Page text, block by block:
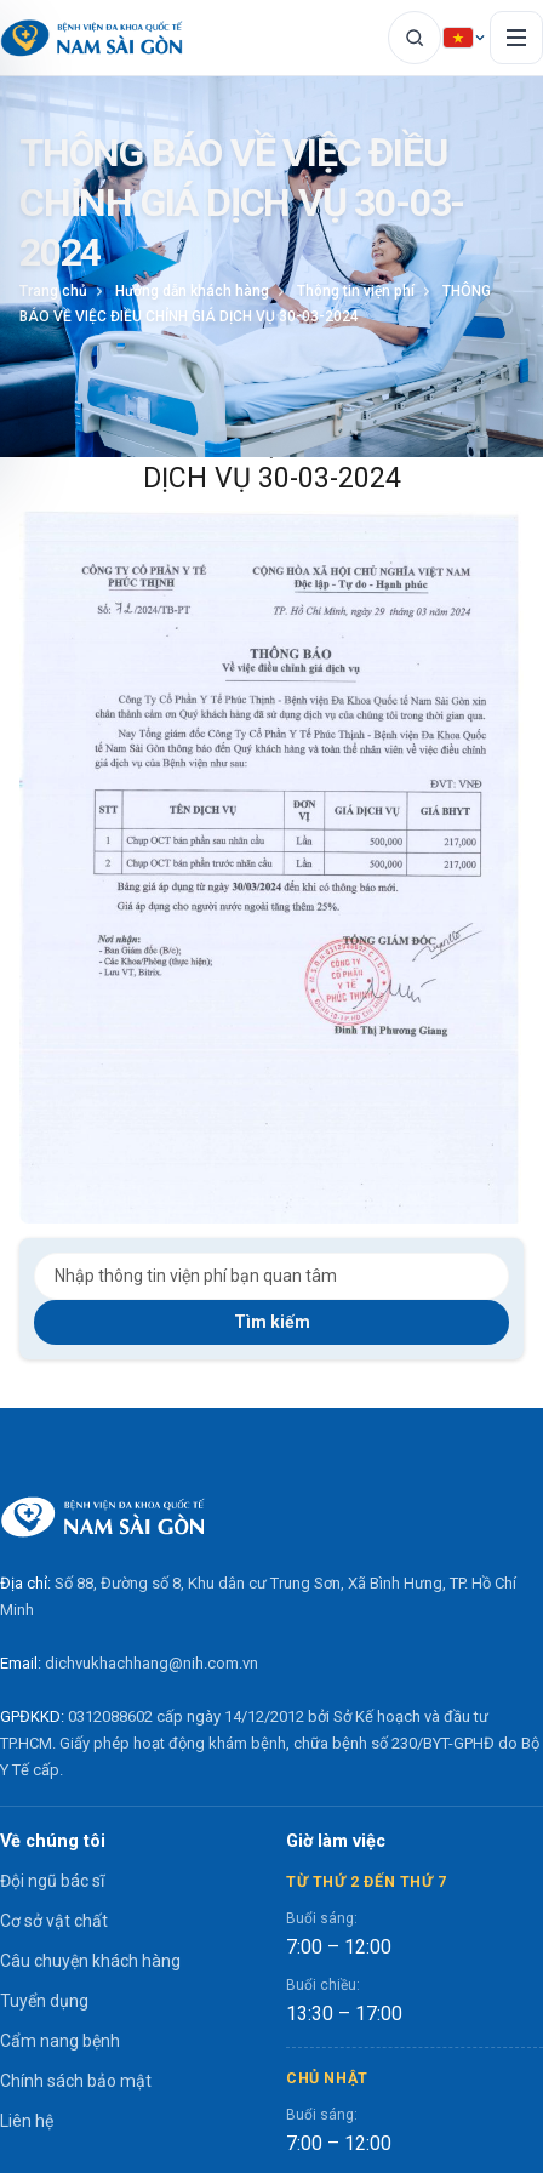
THÔNG BÁO VỀ VIỆC ĐIỀU
CHỈNH GIÁ DỊCH VỤ 30-03-
2024
Trang chủ Hướng dẫn khách hàng Thông tin viện phí
THÔNG
BÁO VỀ VIỆC ĐIỀU CHỈNH GIÁ DỊCH VỤ 30-03-2024
THÔNG BÁO VỀ VIỆC ĐIỀU CHỈNH GIÁ
DỊCH VỤ 30-03-2024
Tìm kiếm
Địa chỉ: Số 88, Đường số 8, Khu dân cư Trung Sơn, Xã Bình Hưng, TP. Hồ Chí
Minh
Email: dichvukhachhang@nih.com.vn
GPĐKKD: 0312088602 cấp ngày 14/12/2012 bởi Sở Kế hoạch và đầu tư
TP.HCM. Giấy phép hoạt động khám bệnh, chữa bệnh số 230/BYT-GPHĐ do Bộ
Y Tế cấp.
Về chúng tôi
Đội ngũ bác sĩ
Cơ sở vật chất
Câu chuyện khách hàng
Tuyển dụng
Cẩm nang bệnh
Chính sách bảo mật
Liên hệ
Giờ làm việc
TỪ THỨ 2 ĐẾN THỨ 7
Buổi sáng:
7:00 – 12:00
Buổi chiều:
13:30 – 17:00
CHỦ NHẬT
Buổi sáng:
7:00 – 12:00